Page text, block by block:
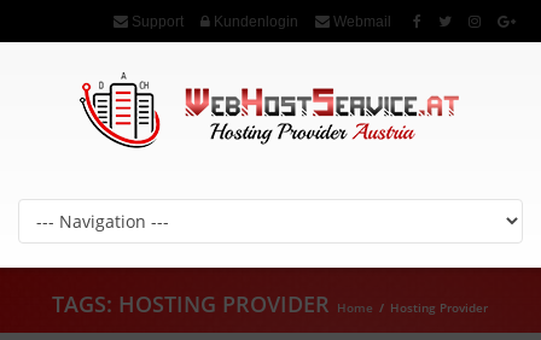
Support Kundenlogin Webmail
TAGS: HOSTING PROVIDER Home / Hosting Provider